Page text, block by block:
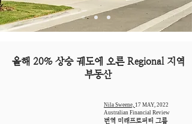
올해 20% 상승 궤도에 오른 Regional 지역
부동산
Nila Sweene, 17 MAY, 2022
Australian Financial Review
번역 미래프로퍼티 그룹